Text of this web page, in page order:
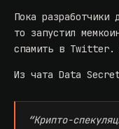
Пока разработчики
то запустил
спамить в Twitter.
Из чата Data
“Крипто-